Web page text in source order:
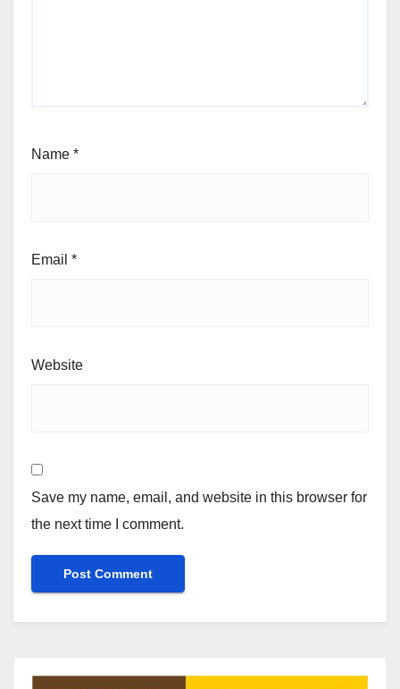
Name *
Email *
Website
Save my name, email, and website in this browser for
the next time I comment.